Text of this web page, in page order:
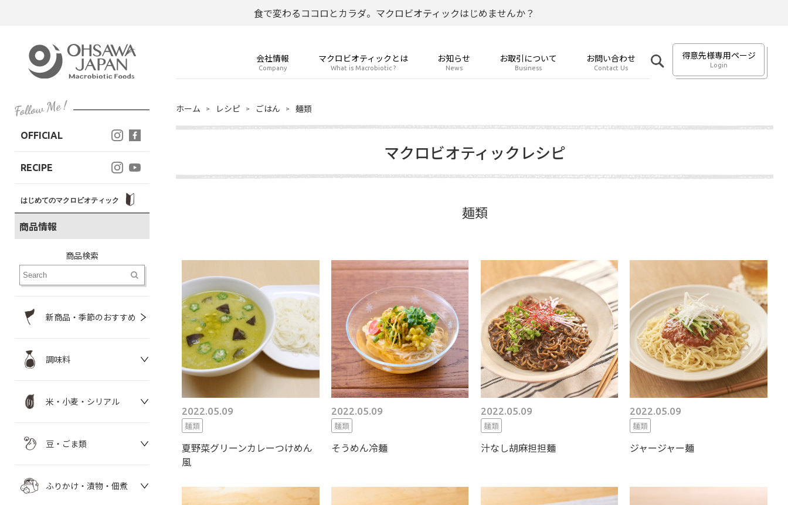
食で変わるココロとカラダ。マクロビオティックはじめませんか？
会社情報
Company
マクロビオティックとは
What is Macrobiotic ?
お知らせ
News
お取引について
Business
お問い合わせ
Contact Us
得意先様専用ページ
Login
OFFICIAL
RECIPE
はじめてのマクロビオティック
商品情報
商品検索
新商品・季節のおすすめ
調味料
米・小麦・シリアル
豆・ごま類
ふりかけ・漬物・佃煮
ホーム レシピ ごはん 麺類
マクロビオティックレシピ
麺類
2022.05.09
麺類
夏野菜グリーンカレーつけめん
風
2022.05.09
麺類
そうめん冷麺
2022.05.09
麺類
汁なし胡麻担担麺
2022.05.09
麺類
ジャージャー麺